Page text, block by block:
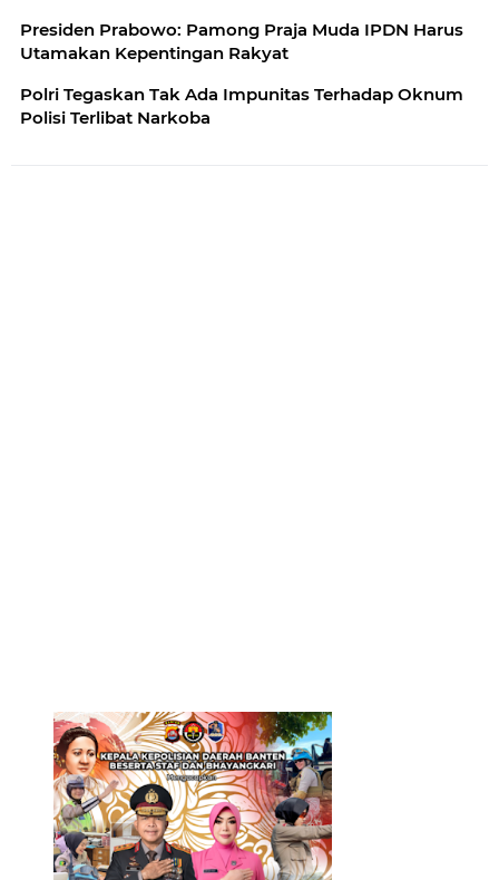
Presiden Prabowo: Pamong Praja Muda IPDN Harus
Utamakan Kepentingan Rakyat
Polri Tegaskan Tak Ada Impunitas Terhadap Oknum
Polisi Terlibat Narkoba